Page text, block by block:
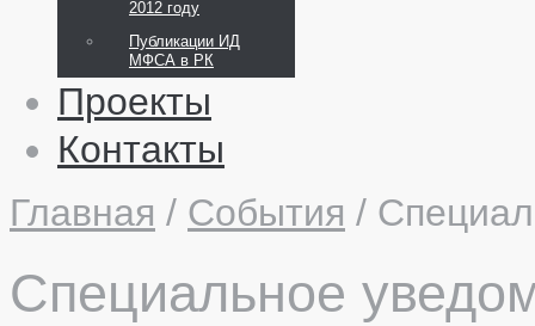
2012 году
Публикации ИД
МФСА в РК
Проекты
Контакты
Главная / События /
Специальное